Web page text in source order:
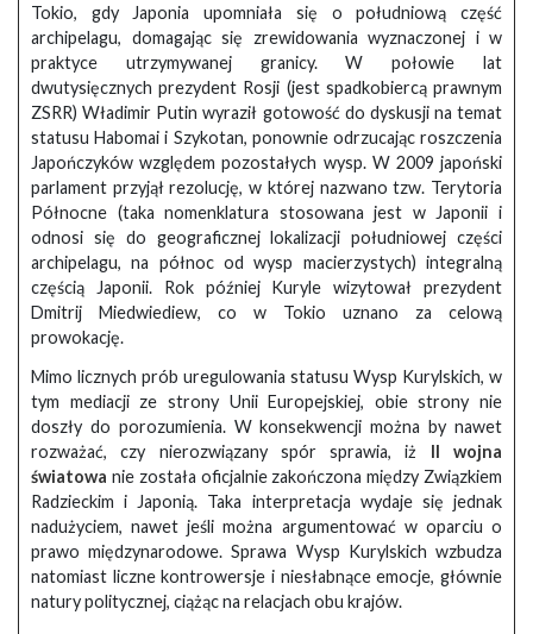
Tokio, gdy Japonia upomniała się o południową część
archipelagu, domagając się zrewidowania wyznaczonej i w
praktyce utrzymywanej granicy. W połowie lat
dwutysięcznych prezydent Rosji (jest spadkobiercą prawnym
ZSRR) Władimir Putin wyraził gotowość do dyskusji na temat
statusu Habomai i Szykotan, ponownie odrzucając roszczenia
Japończyków względem pozostałych wysp. W 2009 japoński
parlament przyjął rezolucję, w której nazwano tzw. Terytoria
Północne (taka nomenklatura stosowana jest w Japonii i
odnosi się do geograficznej lokalizacji południowej części
archipelagu, na północ od wysp macierzystych) integralną
częścią Japonii. Rok później Kuryle wizytował prezydent
Dmitrij Miedwiediew, co w Tokio uznano za celową
prowokację.
Mimo licznych prób uregulowania statusu Wysp Kurylskich, w
tym mediacji ze strony Unii Europejskiej, obie strony nie
doszły do porozumienia. W konsekwencji można by nawet
rozważać, czy nierozwiązany spór sprawia, iż II wojna
światowa nie została oficjalnie zakończona między Związkiem
Radzieckim i Japonią. Taka interpretacja wydaje się jednak
nadużyciem, nawet jeśli można argumentować w oparciu o
prawo międzynarodowe. Sprawa Wysp Kurylskich wzbudza
natomiast liczne kontrowersje i niesłabnące emocje, głównie
natury politycznej, ciążąc na relacjach obu krajów.